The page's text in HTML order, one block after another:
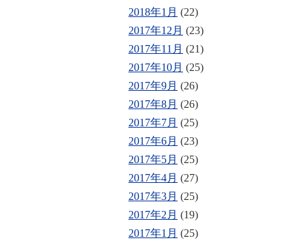
2018年1月 (22)
2017年12月 (23)
2017年11月 (21)
2017年10月 (25)
2017年9月 (26)
2017年8月 (26)
2017年7月 (25)
2017年6月 (23)
2017年5月 (25)
2017年4月 (27)
2017年3月 (25)
2017年2月 (19)
2017年1月 (25)